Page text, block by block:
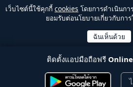
เว็บไซต์นี้ใช้คุกกี้ cookies โดยการดำเนินก
ยอมรับต่อนโยบายเกี่ยวกับการ
ติดตั้งแอปมือถือฟรี